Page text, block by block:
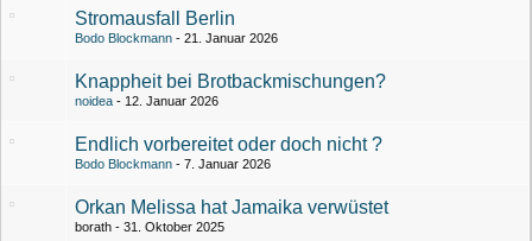
Stromausfall Berlin
Bodo Blockmann 21. Januar 2026
Knappheit bei Brotbackmischungen?
noidea 12. Januar 2026
Endlich vorbereitet oder doch nicht ?
Bodo Blockmann 7. Januar 2026
Orkan Melissa hat Jamaika verwüstet
borath 31. Oktober 2025